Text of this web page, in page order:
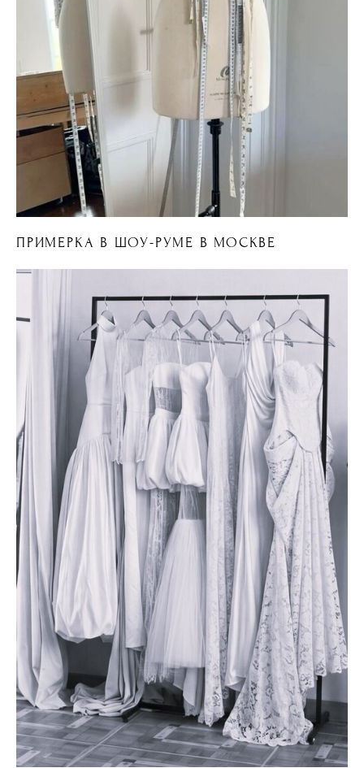
ПРИМЕРКА В ШОУ-РУМЕ В МОСКВЕ